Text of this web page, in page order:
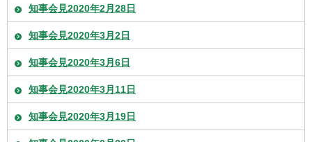
知事会見2020年2月28日
知事会見2020年3月2日
知事会見2020年3月6日
知事会見2020年3月11日
知事会見2020年3月19日